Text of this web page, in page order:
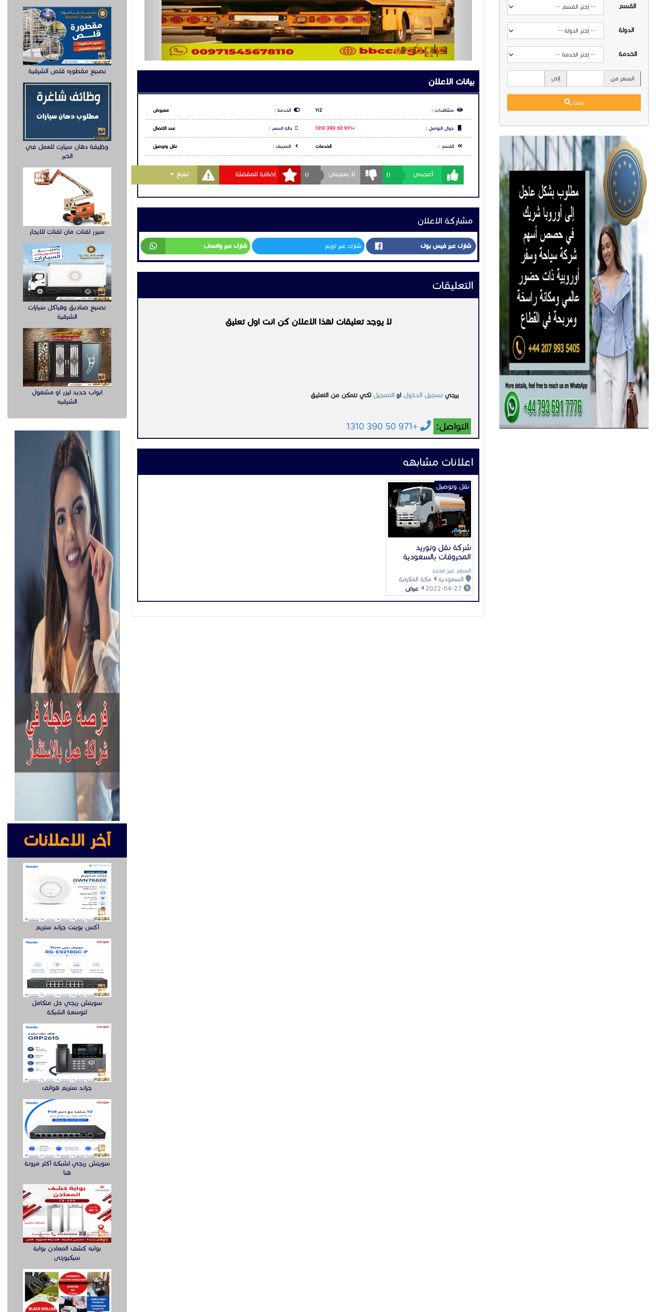
القسم
الدولة
الخدمة
السعر من إلى
بحث
بيانات الاعلان
مشاهدات : 112 الخدمة : معروض
جوال التواصل : +971 50 390 1310 حالة السعر : عند الاتصال
القسم : الخدمات التصنيف : نقل وتوصيل
أعجبنى 0 لا يعجبنى 0 إضافة للمفضلة تبليغ Toggle Dropdown
مشاركة الاعلان
شارك عبر فيس بوك شارك عبر تويتر شارك عبر واتساب
التعليقات
لا يوجد تعليقات لهذا الاعلان كن انت اول تعليق
يرجيتسجيل الدخول او التسجيل لكي تتمكن من التعليق
التواصل: +971 50 390 1310
اعلانات مشابهه
شركة نقل وتوريد
المحروقات بالسعودية
السعر غير محدد
السعودية
مكة المكرمة
عرض
نقل وتوصيل
تصنيع مقطوره قلص الشرقية
وظيفة دهان سيارت للعمل في
الخبر
سيزر لفتات مان لفتات للايجار
تصنيع صناديق وهياكل سيارات
الشرقية
ابواب حديد ليزر او مشغول
الشرقيه
آخر الإعلانات
أكس بوينت جراند ستريم
سويتش ريجي حل متكامل
لتوسعة الشبكة
جراند ستريم هواتف
سويتش ريجي لشبكة أكثر مرونة
هنا
بوابه كشف المعادن بوابة
سيكيورتى